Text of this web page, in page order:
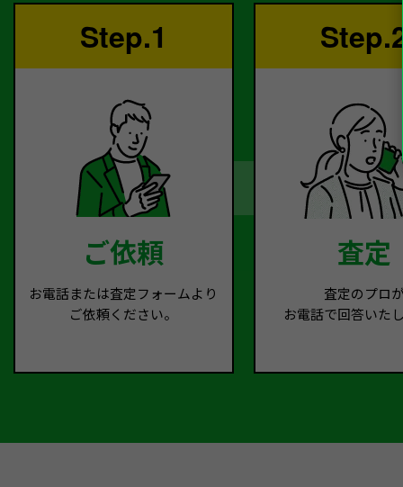
Step.1
ご依頼
お電話または査定フォームより
ご依頼ください。
査定
査定のプロ
お電話で回答いた